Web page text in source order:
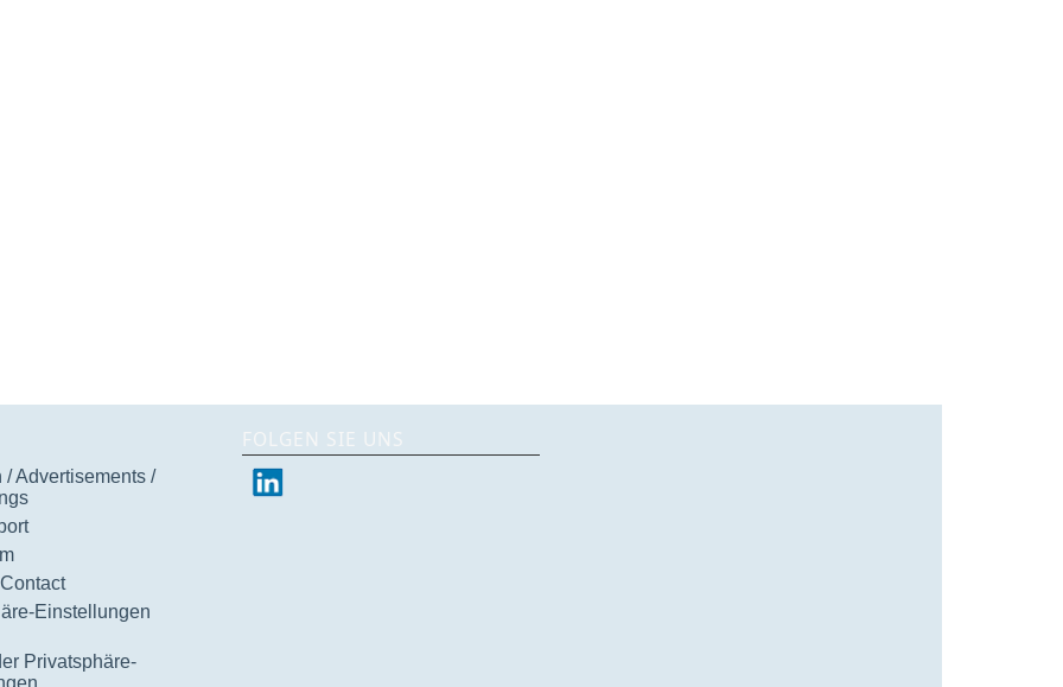
/ Advertisements /
Einstellungen
Privatsphäre-
FOLGEN SIE UNS